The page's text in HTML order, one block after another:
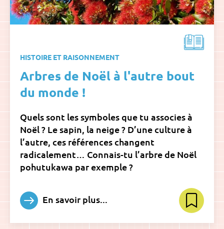
HISTOIRE ET RAISONNEMENT
Arbres de Noël à l'autre bout
du monde !
Quels sont les symboles que tu associes à
Noël ? Le sapin, la neige ? D’une culture à
l’autre, ces références changent
radicalement… Connais-tu l’arbre de Noël
pohutukawa par exemple ?
En savoir plus...